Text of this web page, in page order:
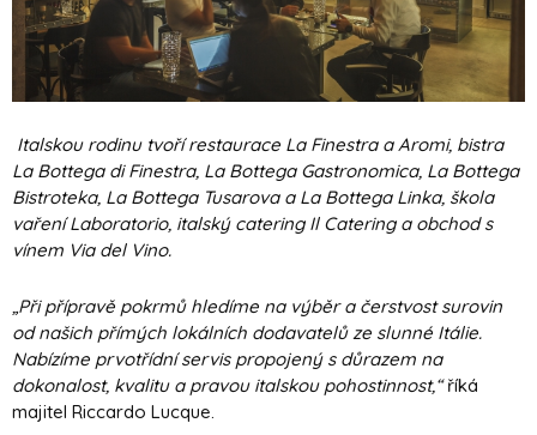
Italskou rodinu tvoří restaurace La Finestra a Aromi, bistra
La Bottega di Finestra, La Bottega Gastronomica, La Bottega
Bistroteka, La Bottega Tusarova a La Bottega Linka, škola
vaření Laboratorio, italský catering Il Catering a obchod s
vínem Via del Vino.
„Při přípravě pokrmů hledíme na výběr a čerstvost surovin
od našich přímých lokálních dodavatelů ze slunné Itálie.
Nabízíme prvotřídní servis propojený s důrazem na
dokonalost, kvalitu a pravou italskou pohostinnost,“říká
majitel Riccardo Lucque.